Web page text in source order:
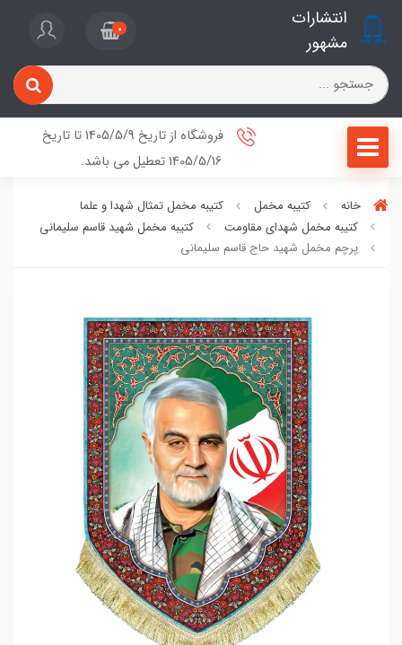
انتشارات
مشهور
0
فروشگاه از تاریخ 1405/5/9 تا تاریخ
1405/5/16 تعطیل می باشد.
خانه کتیبه مخمل
کتیبه مخمل تمثال شهدا و علما
کتیبه مخمل شهدای مقاومت
کتیبه مخمل شهید قاسم سلیمانی
پرچم مخمل شهید حاج قاسم سلیمانی